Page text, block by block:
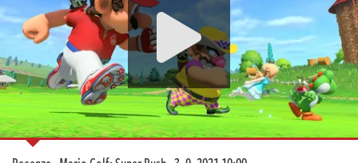
Videa
Soutěže
Databáze
Komunita